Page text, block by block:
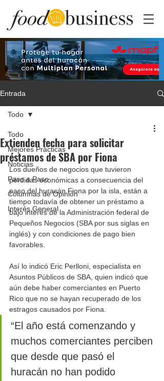
Entrada
Todo
Mejores Prácticas
Noticias
Paso a Paso
Columnas de Opinión
Interés General
Todo
Extienden fecha para solicitar
préstamos de SBA por Fiona
Los dueños de negocios que tuvieron
pérdidas económicas a consecuencia del
paso del huracán Fiona por la isla, están a
tiempo todavía de obtener un préstamo a
bajo interés de la Administración federal de
Pequeños Negocios (SBA por sus siglas en
inglés) y con condiciones de pago bien
favorables.
Así lo indicó Eric Perlloni, especialista en
Asuntos Públicos de SBA, quien indicó que
aún debe haber comerciantes en Puerto
Rico que no se hayan recuperado de los
estragos causados por Fiona.
“El año está comenzando y
muchos comerciantes perciben
que desde que pasó el
huracán no han podido